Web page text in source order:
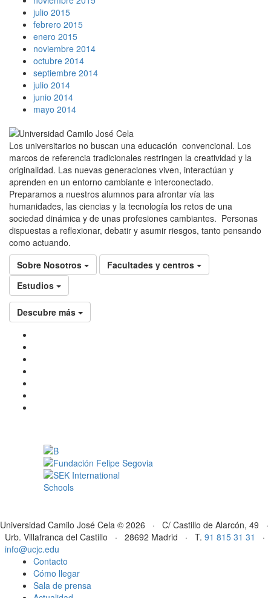
julio 2015
febrero 2015
enero 2015
noviembre 2014
octubre 2014
septiembre 2014
julio 2014
junio 2014
mayo 2014
Los universitarios no buscan una educación convencional. Los
marcos de referencia tradicionales restringen la creatividad y la
originalidad. Las nuevas generaciones viven, interactúan y
aprenden en un entorno cambiante e interconectado.
Preparamos a nuestros alumnos para afrontar vía las
humanidades, las ciencias y la tecnología los retos de una
sociedad dinámica y de unas profesiones cambiantes. Personas
dispuestas a reflexionar, debatir y asumir riesgos, tanto pensando
como actuando.
Sobre Nosotros
Facultades y centros
Estudios
Descubre más
Universidad Camilo José Cela © 2026 · C/ Castillo de Alarcón, 49 ·
Urb. Villafranca del Castillo · 28692 Madrid · T. 91 815 31 31
·
info@ucjc.edu
Contacto
Cómo llegar
Sala de prensa